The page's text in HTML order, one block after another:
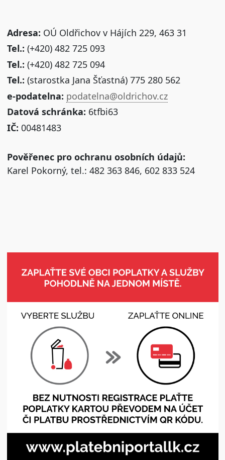
Adresa: OÚ Oldřichov v Hájích 229, 463 31
Tel.: (+420) 482 725 093
Tel.: (+420) 482 725 094
Tel.: (starostka Jana Šťastná) 775 280 562
e-podatelna: podatelna@oldrichov.cz
Datová schránka: 6tfbi63
IČ: 00481483
Pověřenec pro ochranu osobních údajů:
Karel Pokorný, tel.: 482 363 846, 602 833 524